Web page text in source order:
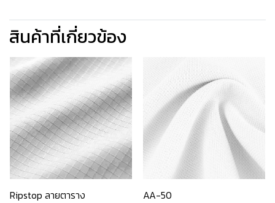
สินค้าที่เกี่ยวข้อง
Ripstop ลายตาราง AA-50